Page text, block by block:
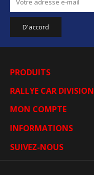
PRODUITS
RALLYE CAR DIVISION
MON COMPTE
INFORMATIONS
SUIVEZ-NOUS